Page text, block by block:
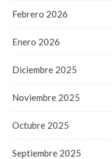
Febrero 2026
Enero 2026
Diciembre 2025
Noviembre 2025
Octubre 2025
Septiembre 2025